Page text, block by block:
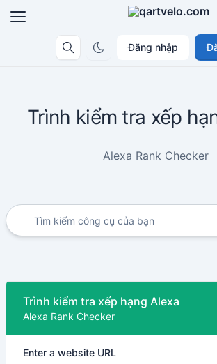
Đăng nhập
Trình kiểm tra xếp
Alexa Rank Checker
Trình kiểm tra xếp hạng Alexa
Alexa Rank Checker
Enter a website URL